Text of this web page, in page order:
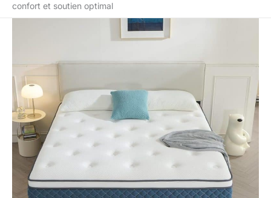
confort et soutien optimal